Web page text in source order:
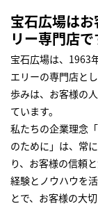
宝石広場は
リー専門店で
宝石広場は、1963
エリーの専門店と
歩みは、お客様の
ています。
私たちの企業理念
のために」は、常
り、お客様の信頼
経験とノウハウを
とで、お客様の大